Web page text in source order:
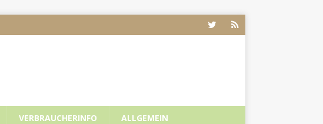
VERBRAUCHERINFO ALLGEMEIN